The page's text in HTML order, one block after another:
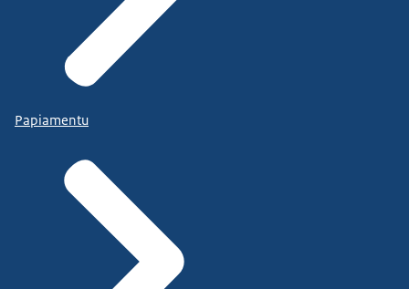
Papiamentu